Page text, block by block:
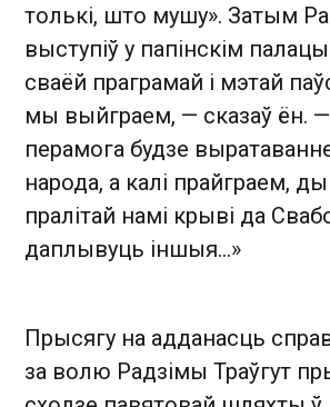
толькі, што мушу». Затым
выступіў у папінскім
сваёй праграмай і мэтай
мы выйграем, — сказаў ён.
перамога будзе
народа, а калі прайграем,
пралітай намі крыві да
даплывуць іншыя…»
Прысягу на адданасць
за волю Радзімы Траўгут